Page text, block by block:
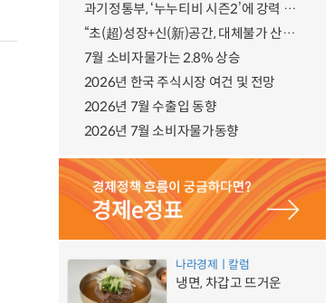
과기정통부, ‘누누티비 시즌2’에 강력 대응 의지 밝혀
“초(超)성장+신(新)공간, 대체불가 산업강국”
7월 소비자물가는 2.8% 상승
2026년 한국 주식시장 여건 및 전망
2026년 7월 수출입 동향
2026년 7월 소비자물가동향
나라경제ㅣ칼럼
냉면, 차갑고 뜨거운